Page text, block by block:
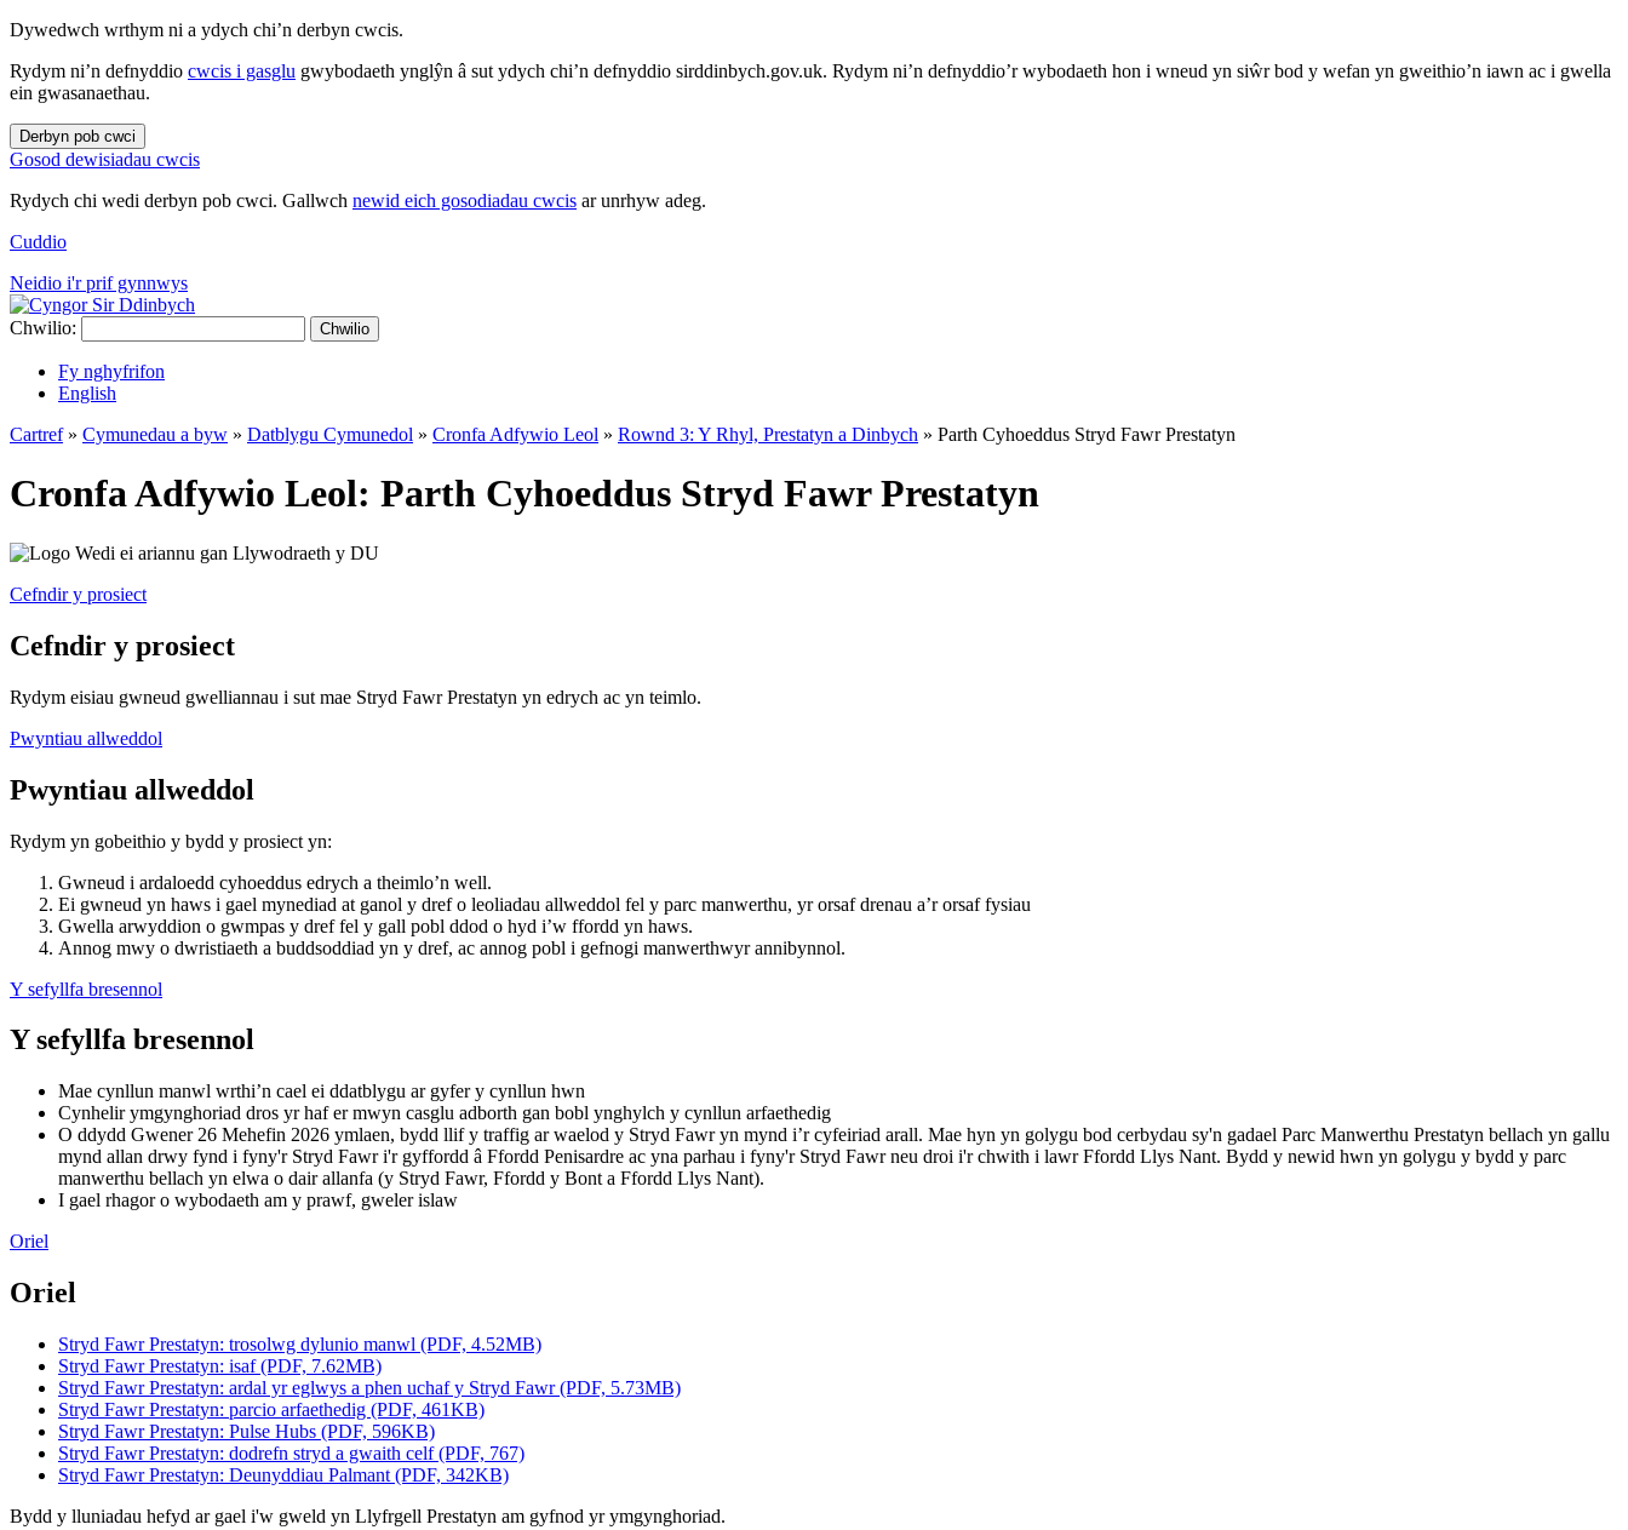
Dywedwch wrthym ni a ydych chi’n derbyn cwcis.
Rydym ni’n defnyddio cwcis i gasglu gwybodaeth ynglŷn â sut ydych chi’n defnyddio sirddinbych.gov.uk. Rydym ni’n defnyddio’r wybodaeth hon i wneud yn siŵr bod y wefan yn gweithio’n iawn ac i gwella
ein gwasanaethau.
Derbyn pob cwci
Gosod dewisiadau cwcis
Rydych chi wedi derbyn pob cwci. Gallwch newid eich gosodiadau cwcis ar unrhyw adeg.
Cuddio
Neidio i'r prif gynnwys
Chwilio: Chwilio
Fy nghyfrifon
English
Cartref» Cymunedau a byw » Datblygu Cymunedol » Cronfa Adfywio Leol » Rownd 3: Y Rhyl, Prestatyn a Dinbych » Parth Cyhoeddus Stryd Fawr Prestatyn
Cronfa Adfywio Leol: Parth Cyhoeddus Stryd Fawr Prestatyn
Cefndir y prosiect
Cefndir y prosiect
Rydym eisiau gwneud gwelliannau i sut mae Stryd Fawr Prestatyn yn edrych ac yn teimlo.
Pwyntiau allweddol
Pwyntiau allweddol
Rydym yn gobeithio y bydd y prosiect yn:
Gwneud i ardaloedd cyhoeddus edrych a theimlo’n well.
Ei gwneud yn haws i gael mynediad at ganol y dref o leoliadau allweddol fel y parc manwerthu, yr orsaf drenau a’r orsaf fysiau
Gwella arwyddion o gwmpas y dref fel y gall pobl ddod o hyd i’w ffordd yn haws.
Annog mwy o dwristiaeth a buddsoddiad yn y dref, ac annog pobl i gefnogi manwerthwyr annibynnol.
Y sefyllfa bresennol
Y sefyllfa bresennol
Mae cynllun manwl wrthi’n cael ei ddatblygu ar gyfer y cynllun hwn
Cynhelir ymgynghoriad dros yr haf er mwyn casglu adborth gan bobl ynghylch y cynllun arfaethedig
O ddydd Gwener 26 Mehefin 2026 ymlaen, bydd llif y traffig ar waelod y Stryd Fawr yn mynd i’r cyfeiriad arall. Mae hyn yn golygu bod cerbydau sy'n gadael Parc Manwerthu Prestatyn bellach yn gallu
mynd allan drwy fynd i fyny'r Stryd Fawr i'r gyffordd â Ffordd Penisardre ac yna parhau i fyny'r Stryd Fawr neu droi i'r chwith i lawr Ffordd Llys Nant. Bydd y newid hwn yn golygu y bydd y parc
manwerthu bellach yn elwa o dair allanfa (y Stryd Fawr, Ffordd y Bont a Ffordd Llys Nant).
I gael rhagor o wybodaeth am y prawf, gweler islaw
Oriel
Oriel
Stryd Fawr Prestatyn: trosolwg dylunio manwl (PDF, 4.52MB)
Stryd Fawr Prestatyn: isaf (PDF, 7.62MB)
Stryd Fawr Prestatyn: ardal yr eglwys a phen uchaf y Stryd Fawr (PDF, 5.73MB)
Stryd Fawr Prestatyn: parcio arfaethedig (PDF, 461KB)
Stryd Fawr Prestatyn: Pulse Hubs (PDF, 596KB)
Stryd Fawr Prestatyn: dodrefn stryd a gwaith celf (PDF, 767)
Stryd Fawr Prestatyn: Deunyddiau Palmant (PDF, 342KB)
Bydd y lluniadau hefyd ar gael i'w gweld yn Llyfrgell Prestatyn am gyfnod yr ymgynghoriad.